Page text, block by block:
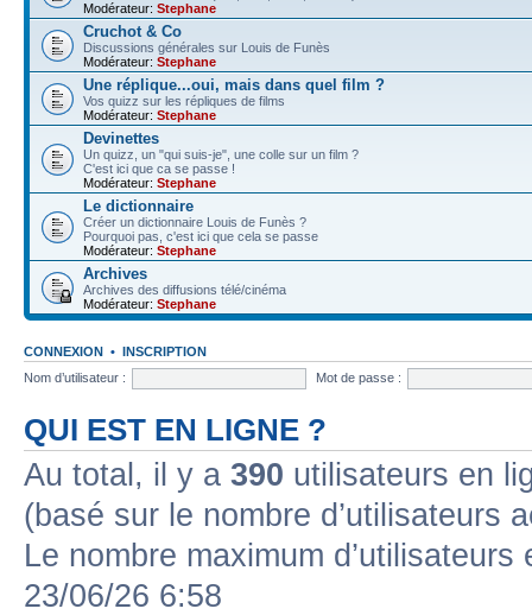
Modérateur: Stephane
Cruchot & Co
Discussions générales sur Louis de Funès
Modérateur: Stephane
Une réplique...oui, mais dans quel film ?
Vos quizz sur les répliques de films
Modérateur: Stephane
Devinettes
Un quizz, un "qui suis-je", une colle sur un film ?
C'est ici que ca se passe !
Modérateur: Stephane
Le dictionnaire
Créer un dictionnaire Louis de Funès ?
Pourquoi pas, c'est ici que cela se passe
Modérateur: Stephane
Archives
Archives des diffusions télé/cinéma
Modérateur: Stephane
CONNEXION • INSCRIPTION
Nom d’utilisateur :
Mot de passe :
QUI EST EN LIGNE ?
Au total, il y a 390 utilisateurs en
(basé sur le nombre d’utilisateurs
Le nombre maximum
23/06/26 6:58